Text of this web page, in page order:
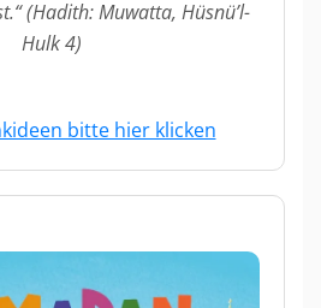
(Hadith: Muwatta, Hüsnü’l-
Hulk 4)
bitte hier klicken